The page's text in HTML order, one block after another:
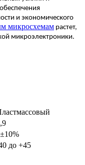
и экономического
микросхемам растет,
микроэлектроники.
до +45